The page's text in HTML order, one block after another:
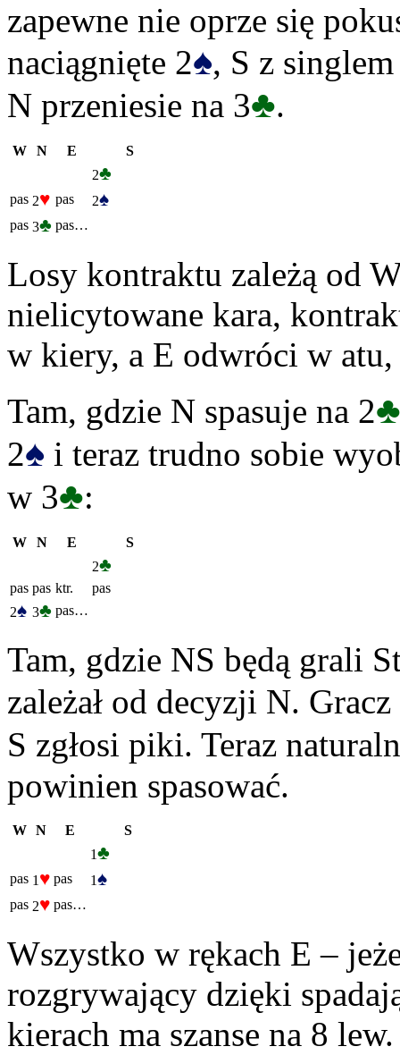
zapewne nie oprze się
naciągnięte 2♠, S z
N przeniesie na 3♣.
W N E
S
2♣
pas 2♥ pas 2♠
pas 3♣ pas…
Losy kontraktu zależą od
nielicytowane kara,
w kiery, a E odwróci w atu,
Tam, gdzie N spasuje na 2♣
2♠ i teraz trudno sobie
w 3♣:
W N E
S
2♣
pas pas ktr.
pas
2♠ 3♣ pas…
Tam, gdzie NS będą grali
zależał od decyzji N.
S zgłosi piki. Teraz
powinien spasować.
W N E
S
1♣
pas 1 ♥ pas 1♠
pas 2♥ pas…
Wszystko w rękach E –
rozgrywający dzięki
kierach ma szanse na 8 lew.